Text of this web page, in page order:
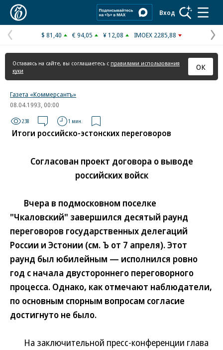
Вход
Предыдущая
страница
$ 81,40 € 94,05 ¥ 12,08 IMOEX 2285,88
Оставаясь на сайте, вы соглашаетесь с правилами использования
куки
ОК
Газета «Коммерсантъ»
08.04.1993, 00:00
238 1 мин.
Итоги российско-эстонских переговоров
Согласован проект договора о выводе
российских войск
Вчера в подмосковном поселке
"Чкаловский" завершился десятый раунд
переговоров государственных делегаций
России и Эстонии (см. Ъ от 7 апреля). Этот
раунд был юбилейным — исполнился ровно
год с начала двустороннего переговорного
процесса. Однако, как отмечают наблюдатели,
по основным спорным вопросам согласие
достигнуто не было.
На заключительной пресс-конференции глава